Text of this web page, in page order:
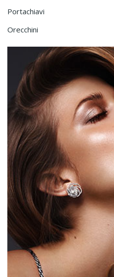
Portachiavi
Orecchini